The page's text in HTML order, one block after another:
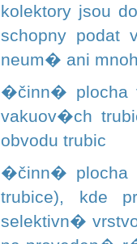
kolektory jsou
schopny podat
neum� ani
�činn� plocha
vakuov�ch
obvodu trubic
�činn� plocha
trubice), kde
selektivn�